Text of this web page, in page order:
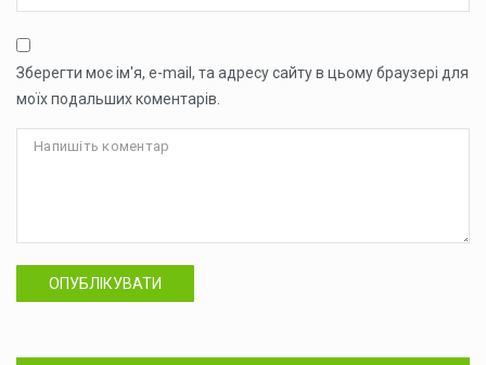
Зберегти моє ім'я, e-mail, та адресу сайту в цьому браузері для
моїх подальших коментарів.
ОПУБЛІКУВАТИ